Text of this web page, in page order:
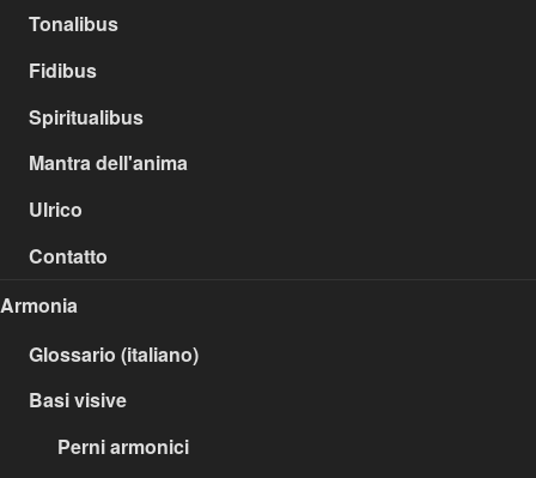
Tonalibus
Fidibus
Spiritualibus
Mantra dell'anima
Ulrico
Contatto
Armonia
Glossario (italiano)
Basi visive
Perni armonici